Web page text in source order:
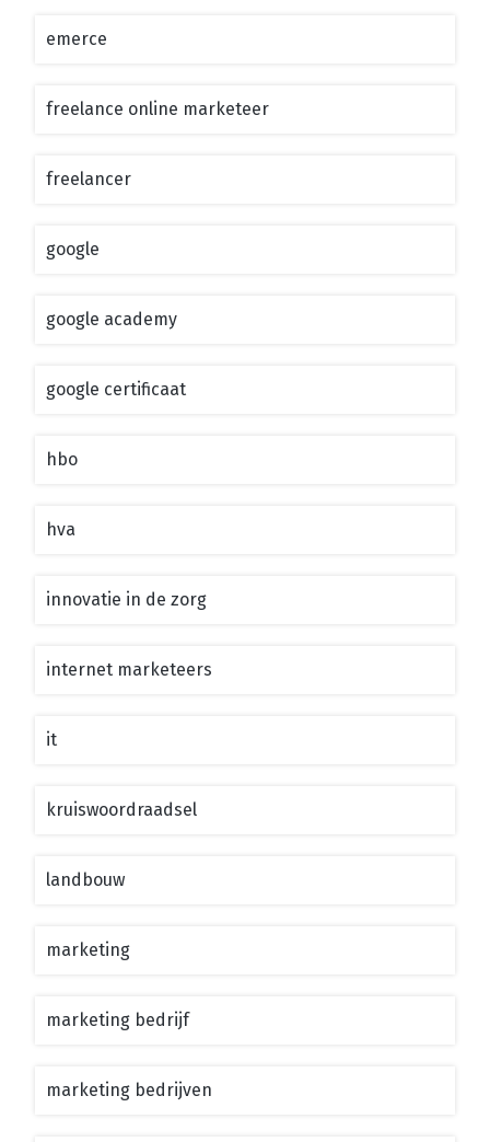
emerce
freelance online marketeer
freelancer
google
google academy
google certificaat
hbo
hva
innovatie in de zorg
internet marketeers
it
kruiswoordraadsel
landbouw
marketing
marketing bedrijf
marketing bedrijven